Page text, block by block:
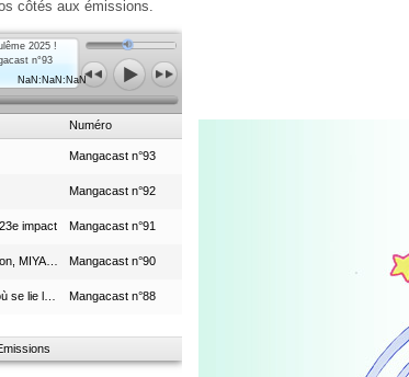
côtés aux émissions.
2025 !
n°93
NaN:NaN:NaN
Numéro
Mangacast n°93
Mangacast n°92
impact Mangacast n°91
Mangacast n°90
Mangacast n°88